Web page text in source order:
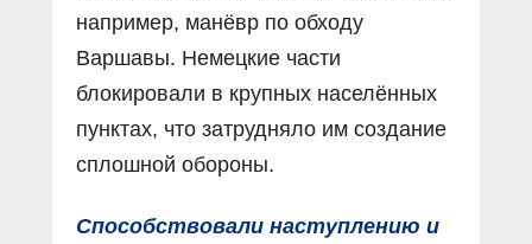
например, манёвр по обходу
Варшавы. Немецкие части
блокировали в крупных населённых
пунктах, что затрудняло им создание
сплошной обороны.
Способствовали наступлению и